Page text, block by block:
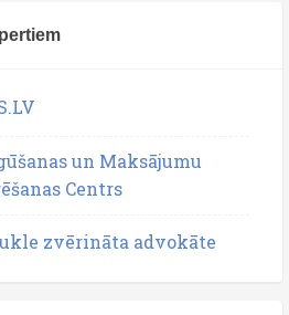
un Maksājumu
Centrs
zvērināta advokāte